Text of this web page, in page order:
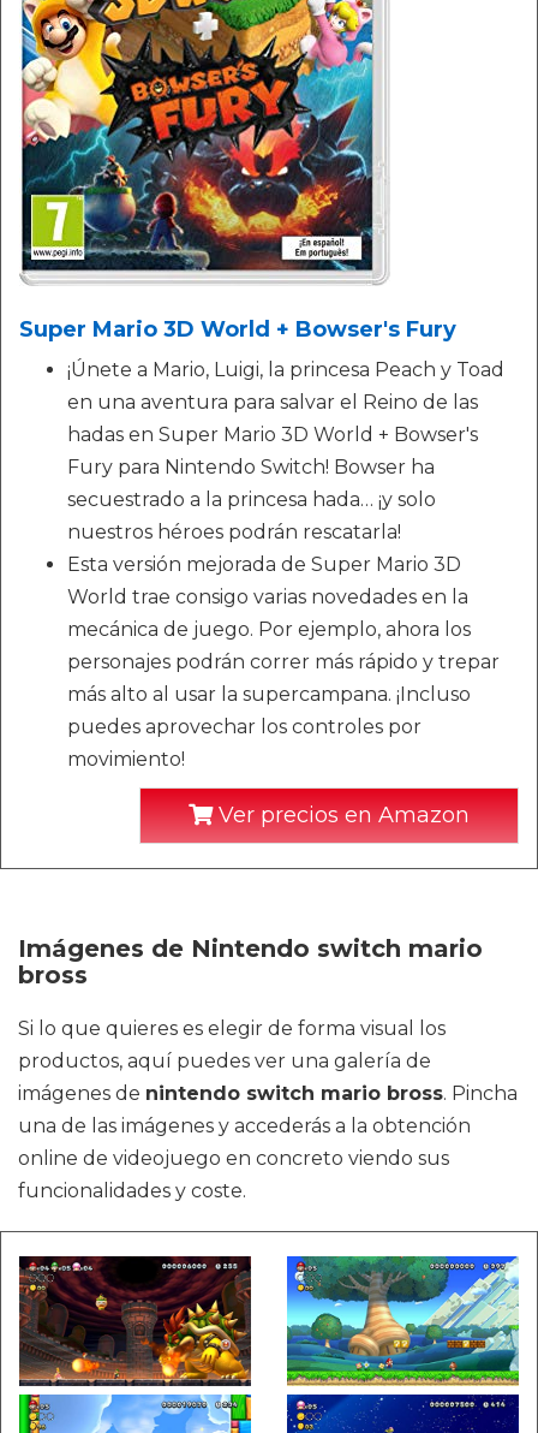
Super Mario 3D World + Bowser's Fury
¡Únete a Mario, Luigi, la princesa Peach y Toad
en una aventura para salvar el Reino de las
hadas en Super Mario 3D World + Bowser's
Fury para Nintendo Switch! Bowser ha
secuestrado a la princesa hada… ¡y solo
nuestros héroes podrán rescatarla!
Esta versión mejorada de Super Mario 3D
World trae consigo varias novedades en la
mecánica de juego. Por ejemplo, ahora los
personajes podrán correr más rápido y trepar
más alto al usar la supercampana. ¡Incluso
puedes aprovechar los controles por
movimiento!
Ver precios en Amazon
Imágenes de Nintendo switch mario
bross
Si lo que quieres es elegir de forma visual los
productos, aquí puedes ver una galería de
imágenes de nintendo switch mario bross. Pincha
una de las imágenes y accederás a la obtención
online de videojuego en concreto viendo sus
funcionalidades y coste.